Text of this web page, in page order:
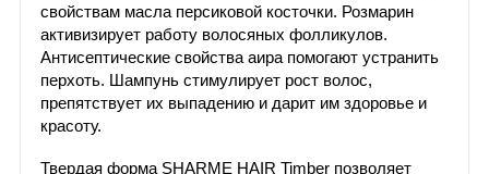
свойствам масла персиковой косточки. Розмарин
активизирует работу волосяных фолликулов.
Антисептические свойства аира помогают устранить
перхоть. Шампунь стимулирует рост волос,
препятствует их выпадению и дарит им здоровье и
красоту.
Твердая форма SHARME HAIR Timber позволяет